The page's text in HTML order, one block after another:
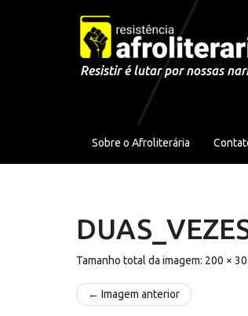
Pular para o conteúdo
Resistir é lutar por nossas
Sobre o Afroliterária
Tamanho total da imagem: 200 ×
← Imagem anterior